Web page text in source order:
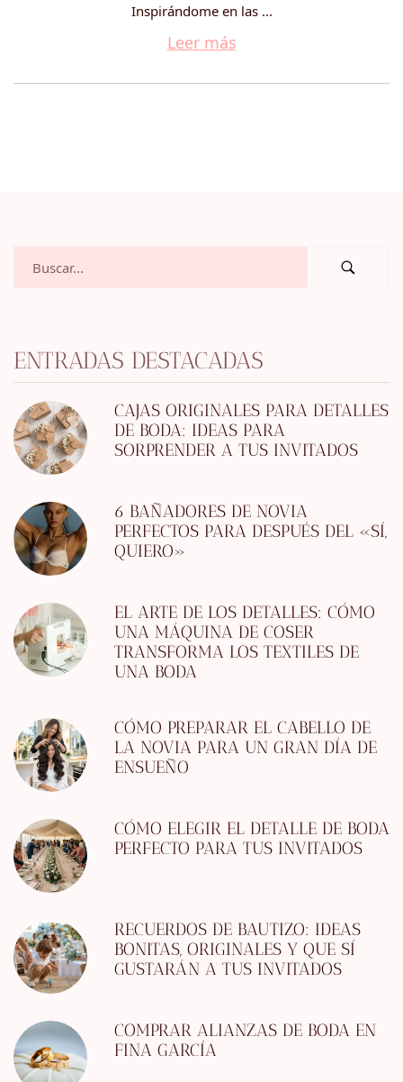
Inspirándome en las ...
Leer más
ENTRADAS DESTACADAS
CAJAS ORIGINALES PARA DETALLES
DE BODA: IDEAS PARA
SORPRENDER A TUS INVITADOS
6 BAÑADORES DE NOVIA
PERFECTOS PARA DESPUÉS DEL «SÍ,
QUIERO»
EL ARTE DE LOS DETALLES: CÓMO
UNA MÁQUINA DE COSER
TRANSFORMA LOS TEXTILES DE
UNA BODA
CÓMO PREPARAR EL CABELLO DE
LA NOVIA PARA UN GRAN DÍA DE
ENSUEÑO
CÓMO ELEGIR EL DETALLE DE BODA
PERFECTO PARA TUS INVITADOS
RECUERDOS DE BAUTIZO: IDEAS
BONITAS, ORIGINALES Y QUE SÍ
GUSTARÁN A TUS INVITADOS
COMPRAR ALIANZAS DE BODA EN
FINA GARCÍA